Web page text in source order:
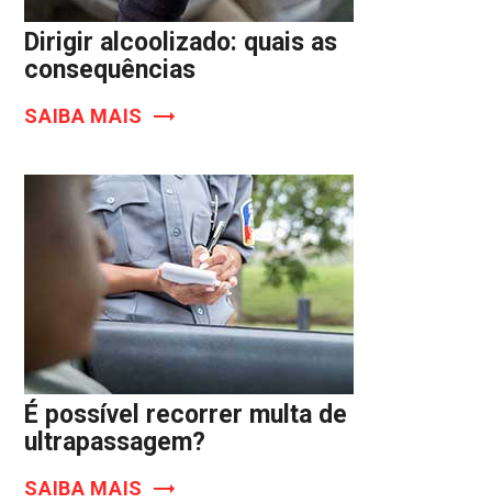
Dirigir alcoolizado: quais as
consequências
SAIBA MAIS
É possível recorrer multa de
ultrapassagem?
SAIBA MAIS